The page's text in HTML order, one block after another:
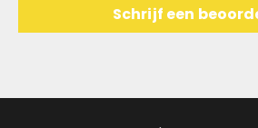
Schrijf een